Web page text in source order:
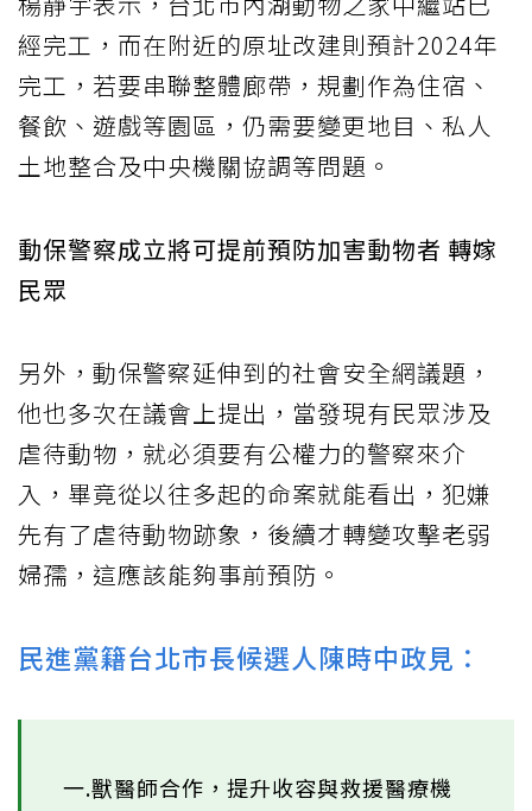
經完工，而在附近的原址改建則預計2024年
完工，若要串聯整體廊帶，規劃作為住宿、
餐飲、遊戲等園區，仍需要變更地目、私人
土地整合及中央機關協調等問題。
動保警察成立將可提前預防加害動物者 轉嫁
民眾
另外，動保警察延伸到的社會安全網議題，
他也多次在議會上提出，當發現有民眾涉及
虐待動物，就必須要有公權力的警察來介
入，畢竟從以往多起的命案就能看出，犯嫌
先有了虐待動物跡象，後續才轉變攻擊老弱
婦孺，這應該能夠事前預防。
民進黨籍台北市長候選人陳時中政見：
一.獸醫師合作，提升收容與救援醫療機